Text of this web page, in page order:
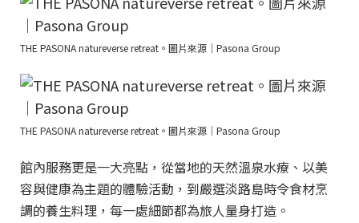
THE PASONA natureverse retreat。圖片來源｜Pasona Group
THE PASONA natureverse retreat。圖片來源｜Pasona Group
館內服務更是一大亮點，從當地的天然溫泉水療、以美
容與健康為主題的體驗活動，到嚴選淡路島時令食材烹
調的養生料理，每一處細節都為旅人量身打造。